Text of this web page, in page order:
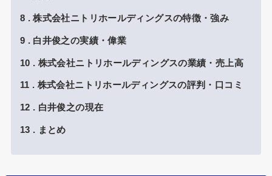
8 株式会社ニトリホールディングスの特徴・強み
9 白井俊之の実績・偉業
10 株式会社ニトリホールディングスの業績・売上高
11 株式会社ニトリホールディングスの評判・口コミ
12 白井俊之の現在
13 まとめ